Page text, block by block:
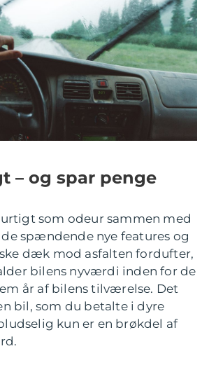
– og spar penge
som odeur sammen med
spændende nye features og
dæk mod asfalten fordufter,
bilens nyværdi inden for de
år af bilens tilværelse. Det
bil, som du betalte i dyre
kun er en brøkdel af